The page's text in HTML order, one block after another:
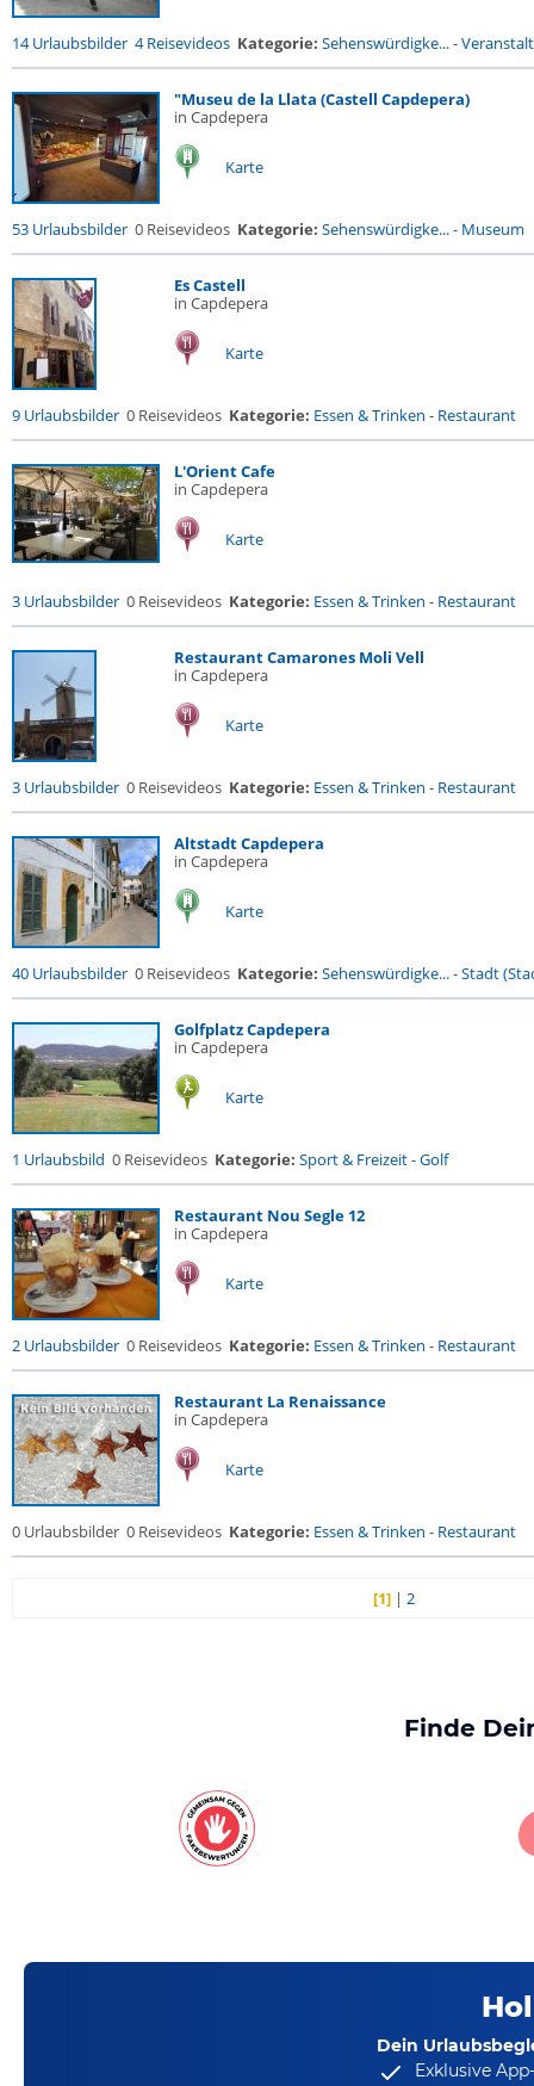
14 Urlaubsbilder 4 Reisevideos Kategorie: Sehenswürdigke...-
"Museu de la Llata (Castell Capdepera)
in Capdepera
Karte
53 Urlaubsbilder 0 Reisevideos Kategorie: Sehenswürdigke...- Museum
Es Castell
in Capdepera
Karte
9 Urlaubsbilder 0 Reisevideos Kategorie: Essen & Trinken - Restaurant
L'Orient Cafe
in Capdepera
Karte
3 Urlaubsbilder 0 Reisevideos Kategorie: Essen & Trinken - Restaurant
Restaurant Camarones Moli Vell
in Capdepera
Karte
3 Urlaubsbilder 0 Reisevideos Kategorie: Essen & Trinken - Restaurant
Altstadt Capdepera
in Capdepera
Karte
40 Urlaubsbilder 0 Reisevideos Kategorie: Sehenswürdigke...-Stadt
Golfplatz Capdepera
in Capdepera
Karte
1 Urlaubsbild 0 Reisevideos Kategorie: Sport & Freizeit-Golf
Restaurant Nou Segle 12
in Capdepera
Karte
2 Urlaubsbilder 0 Reisevideos Kategorie: Essen & Trinken - Restaurant
Restaurant La Renaissance
in Capdepera
Karte
0 Urlaubsbilder 0 Reisevideos Kategorie: Essen & Trinken - Restaurant
[1] |2
Finde
Dein
Exklusive